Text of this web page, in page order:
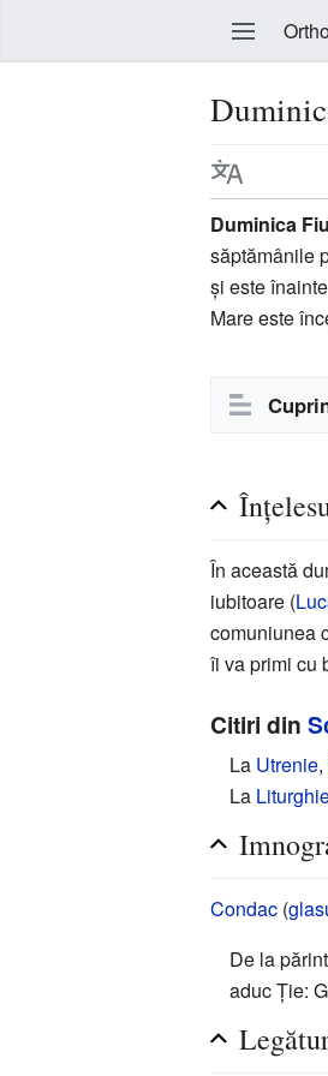
Modificare
Duminica
săptămânile
şi este
Mare este
În această
iubitoare (
comuniunea
îi va primi cu
Citiri din
La Utrenie,
La
Condac (
De la
aduc Ţie: